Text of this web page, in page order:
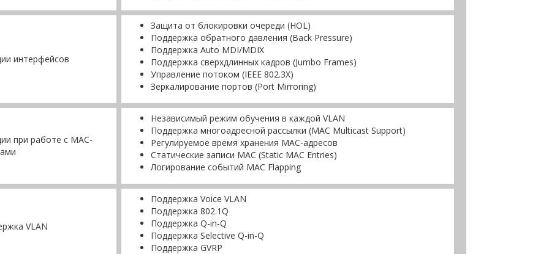
интерфейсов
Защита от блокировки очереди (HOL)
Поддержка обратного давления (Back Pressure)
Поддержка Auto MDI/MDIX
Поддержка сверхдлинных кадров (Jumbo Frames)
Управление потоком (IEEE 802.3X)
Зеркалирование портов (Port Mirroring)
при работе с МAC-
Независимый режим обучения в каждой VLAN
Поддержка многоадресной рассылки (MAC Multicast Support)
Регулируемое время хранения MAC-адресов
Статические записи MAC (Static MAC Entries)
Логирование событий MAC Flapping
VLAN
Поддержка Voice VLAN
Поддержка 802.1Q
Поддержка Q-in-Q
Поддержка Selective Q-in-Q
Поддержка GVRP